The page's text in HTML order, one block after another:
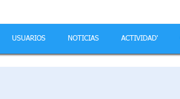
USUARIOS NOTICIAS ACTIVIDAD'